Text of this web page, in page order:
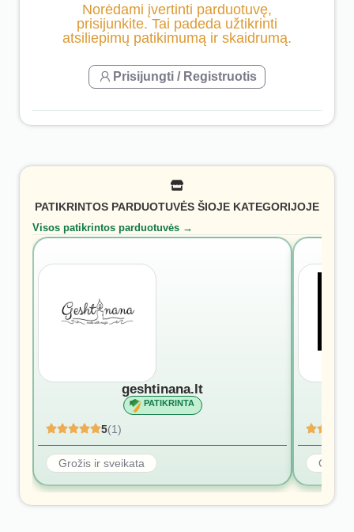
Norėdami įvertinti parduotuvę,
prisijunkite. Tai padeda užtikrinti
atsiliepimų patikimumą ir skaidrumą.
Prisijungti / Registruotis
PATIKRINTOS PARDUOTUVĖS ŠIOJE KATEGORIJOJE
Visos patikrintos parduotuvės →
geshtinana.lt
PATIKRINTA
5(1)
Grožis ir sveikata Grožis